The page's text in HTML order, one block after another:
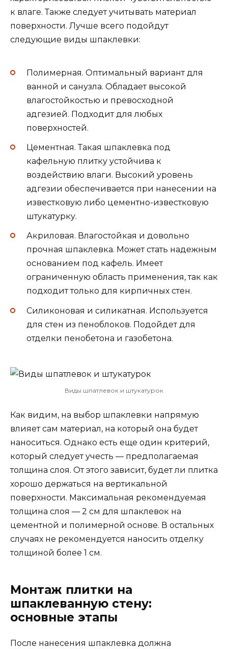
к влаге. Также следует учитывать материал
поверхности. Лучше всего подойдут
следующие виды шпаклевки:
Полимерная. Оптимальный вариант для
ванной и санузла. Обладает высокой
влагостойкостью и превосходной
адгезией. Подходит для любых
поверхностей.
Цементная. Такая шпаклевка под
кафельную плитку устойчива к
воздействию влаги. Высокий уровень
адгезии обеспечивается при нанесении на
известковую либо цементно-известковую
штукатурку.
Акриловая. Влагостойкая и довольно
прочная шпаклевка. Может стать надежным
основанием под кафель. Имеет
ограниченную область применения, так как
подходит только для кирпичных стен.
Силиконовая и силикатная. Используется
для стен из пеноблоков. Подойдет для
отделки пенобетона и газобетона.
Виды шпатлевок и штукатурок
Как видим, на выбор шпаклевки напрямую
влияет сам материал, на который она будет
наноситься. Однако есть еще один критерий,
который следует учесть — предполагаемая
толщина слоя. От этого зависит, будет ли плитка
хорошо держаться на вертикальной
поверхности. Максимальная рекомендуемая
толщина слоя — 2 см для шпаклевок на
цементной и полимерной основе. В остальных
случаях не рекомендуется наносить отделку
толщиной более 1 см.
Монтаж плитки на
шпаклеванную стену:
основные этапы
После нанесения шпаклевка должна